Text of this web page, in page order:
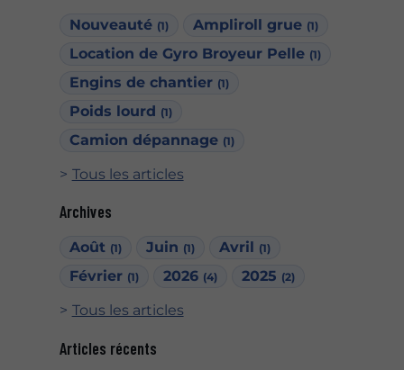
Nouveauté (1) Ampliroll grue (1)
Location de Gyro Broyeur Pelle (1)
Engins de chantier (1)
Poids lourd (1)
Camion dépannage (1)
Tous les articles
Archives
Août (1) Juin (1) Avril (1)
Février (1) 2026 (4) 2025 (2)
Tous les articles
Articles récents